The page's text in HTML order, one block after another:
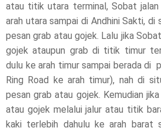
atau titik utara terminal, Sobat
arah utara sampai di Andhini Sakti, di
pesan grab atau gojek. Lalu jika
gojek ataupun grab di titik timur
dulu ke arah timur sampai berada di
Ring Road ke arah timur), nah di
pesan grab atau gojek. Kemudian
atau gojek melalui jalur atau titik
kaki terlebih dahulu ke arah barat